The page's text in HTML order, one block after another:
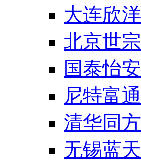
大连欣洋
北京世宗
国泰怡安
尼特富通
清华同方
无锡蓝天